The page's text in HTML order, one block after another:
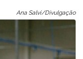
Ana Salvi/Divulgação